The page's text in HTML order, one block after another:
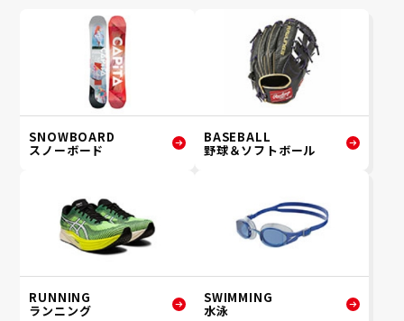
SNOWBOARD
スノーボード
BASEBALL
野球＆ソフトボール
RUNNING
ランニング
SWIMMING
水泳